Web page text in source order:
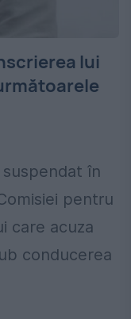
lui
în
pentru
care acuza
conducerea